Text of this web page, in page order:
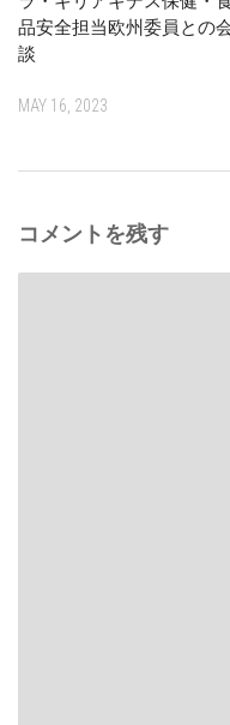
品安全担当欧州委員との
談
MAY 16, 2023
コメントを残す